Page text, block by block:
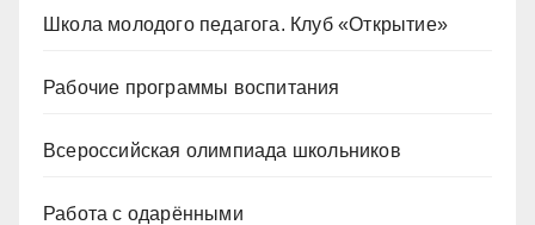
Школа молодого педагога. Клуб «Открытие»
Рабочие программы воспитания
Всероссийская олимпиада школьников
Работа с одарёнными